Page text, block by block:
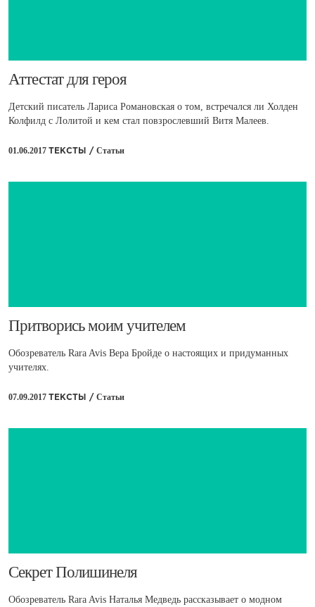
​Аттестат для героя
Детский писатель Лариса Романовская о том, встречался ли Холден
Колфилд с Лолитой и кем стал повзрослевший Витя Малеев.
01.06.2017 ТЕКСТЫ / Статьи
​Притворись моим учителем
Обозреватель Rara Avis Вера Бройде о настоящих и придуманных
учителях.
07.09.2017 ТЕКСТЫ / Статьи
​Секрет Полишинеля
Обозреватель Rara Avis Наталья Медведь рассказывает о модном